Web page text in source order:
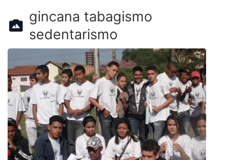
gincana tabagismo
sedentarismo